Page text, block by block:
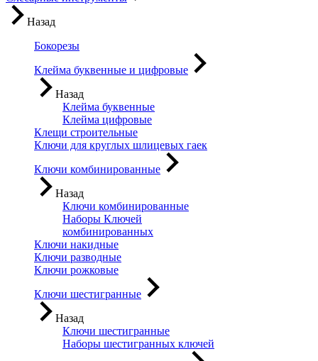
Назад
Бокорезы
Клейма буквенные и цифровые
Назад
Клейма буквенные
Клейма цифровые
Клещи строительные
Ключи для круглых шлицевых гаек
Ключи комбинированные
Назад
Ключи комбинированные
Наборы Ключей
комбинированных
Ключи накидные
Ключи разводные
Ключи рожковые
Ключи шестигранные
Назад
Ключи шестигранные
Наборы шестигранных ключей